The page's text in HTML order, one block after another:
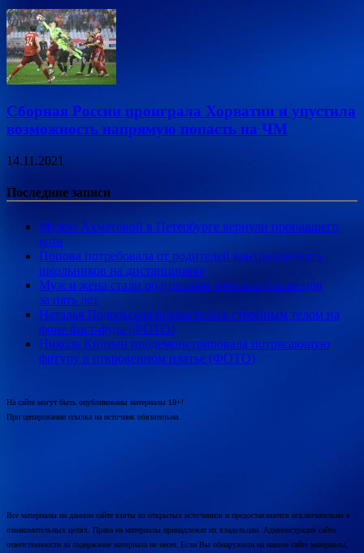
Сборная России проиграла Хорватии и упустила
возможность напрямую попасть на ЧМ
14.11.2021
Последние записи
Музею Ахматовой в Петербурге вернули пропавшего
кота
Попова потребовала от родителей контролировать
школьников на дистанционке
Муж и жена стали родителями трех пар близнецов
за пять лет
Наталья Подольская похвасталась стройным телом на
фоне фаст-фуда (ФОТО)
Николь Кидман продемонстрировала потрясающую
фигуру в откровенном платье (ФОТО)
На сайте могут быть опубликованы материалы 18+!
При цитировании ссылка на источник обязательна.
Все материалы на данном сайте взяты из открытых источников и предоставляются исключительно в
ознакомительных целях. Права на материалы принадлежат их владельцам. Администрация сайта
ответственности за содержание материала не несет. Если Вы обнаружили на нашем сайте материалы,